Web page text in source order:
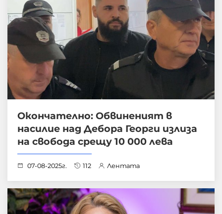
Окончателно: Обвиненият в
насилие над Дебора Георги излиза
на свобода срещу 10 000 лева
07-08-2025г. 112 Лентата